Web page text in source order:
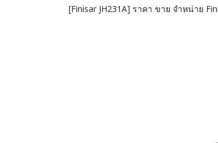
[Finisar JH231A] ราคา ขาย จำหน่าย